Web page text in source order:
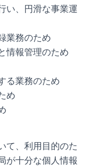
い、円滑な事業運
業務のため
情報管理のため
る業務のため
め
て、利用目的のた
が十分な個人情報